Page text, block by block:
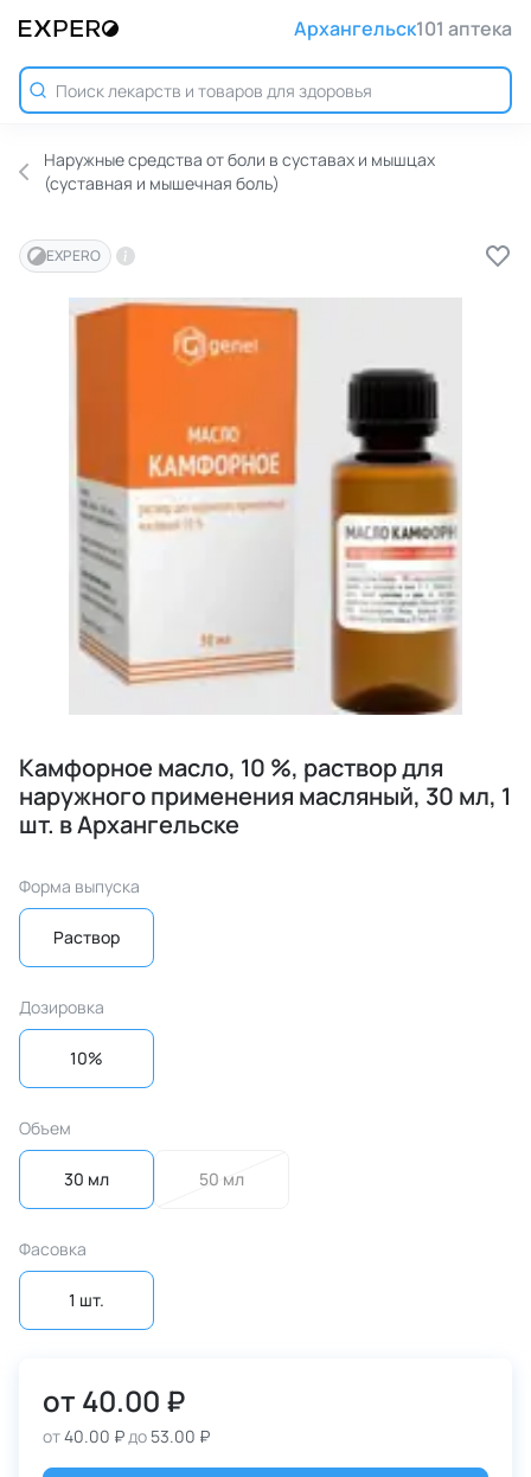
Архангельск101 аптека
Наружные средства от боли в суставах и мышцах
(суставная и мышечная боль)
EXPERO
Камфорное масло, 10 %, раствор для
наружного применения масляный, 30 мл, 1
шт. в Архангельске
Форма выпуска
Раствор
Дозировка
10%
Объем
30 мл 50 мл
Фасовка
1 шт.
от 40.00 ₽
от40.00 ₽до 53.00 ₽